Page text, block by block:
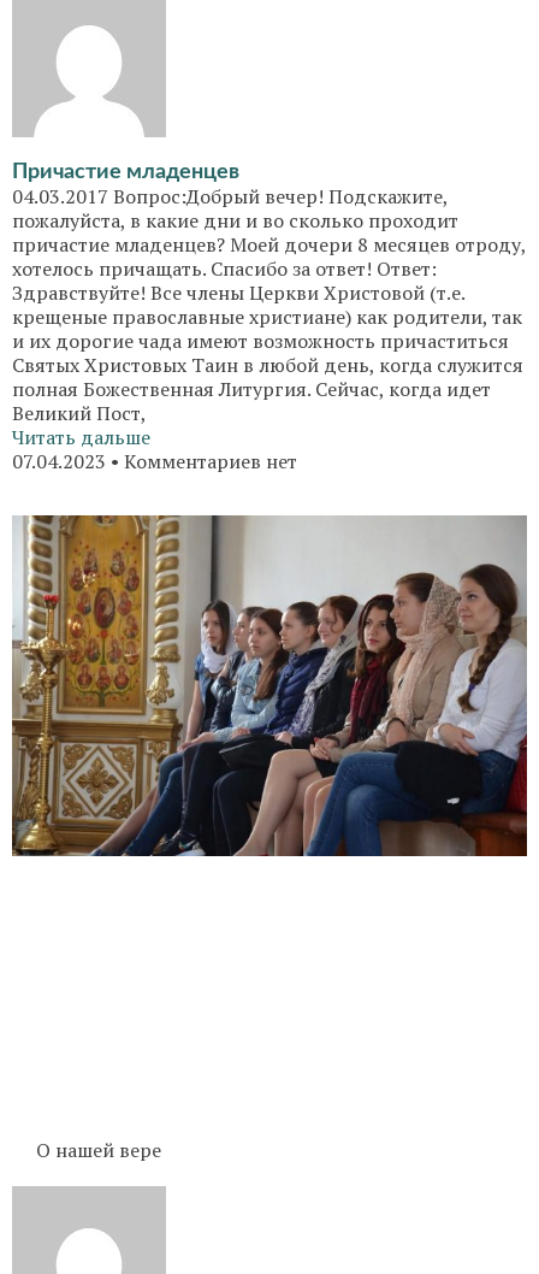
Причастие младенцев
04.03.2017 Вопрос:Добрый вечер! Подскажите,
пожалуйста, в какие дни и во сколько проходит
причастие младенцев? Моей дочери 8 месяцев отроду,
хотелось причащать. Спасибо за ответ! Ответ:
Здравствуйте! Все члены Церкви Христовой (т.е.
крещеные православные христиане) как родители, так
и их дорогие чада имеют возможность причаститься
Святых Христовых Таин в любой день, когда служится
полная Божественная Литургия. Сейчас, когда идет
Великий Пост,
Читать дальше
07.04.2023
Комментариев нет
О нашей вере